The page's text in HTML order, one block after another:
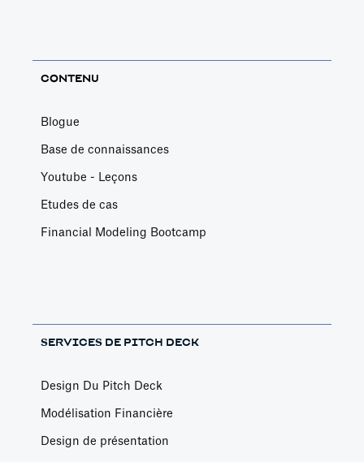
CONTENU
Blogue
Base de connaissances
Youtube - Leçons
Etudes de cas
Financial Modeling Bootcamp
SERVICES DE PITCH DECK
Design Du Pitch Deck
Modélisation Financière
Design de présentation